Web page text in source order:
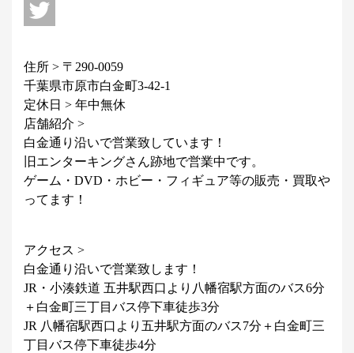
住所 > 〒290-0059
千葉県市原市白金町3-42-1
定休日 > 年中無休
店舗紹介 >
白金通り沿いで営業致しています！
旧エンターキングさん跡地で営業中です。
ゲーム・DVD・ホビー・フィギュア等の販売・買取や
ってます！
アクセス >
白金通り沿いで営業致します！
JR・小湊鉄道 五井駅西口より八幡宿駅方面のバス6分
＋白金町三丁目バス停下車徒歩3分
JR 八幡宿駅西口より五井駅方面のバス7分＋白金町三
丁目バス停下車徒歩4分